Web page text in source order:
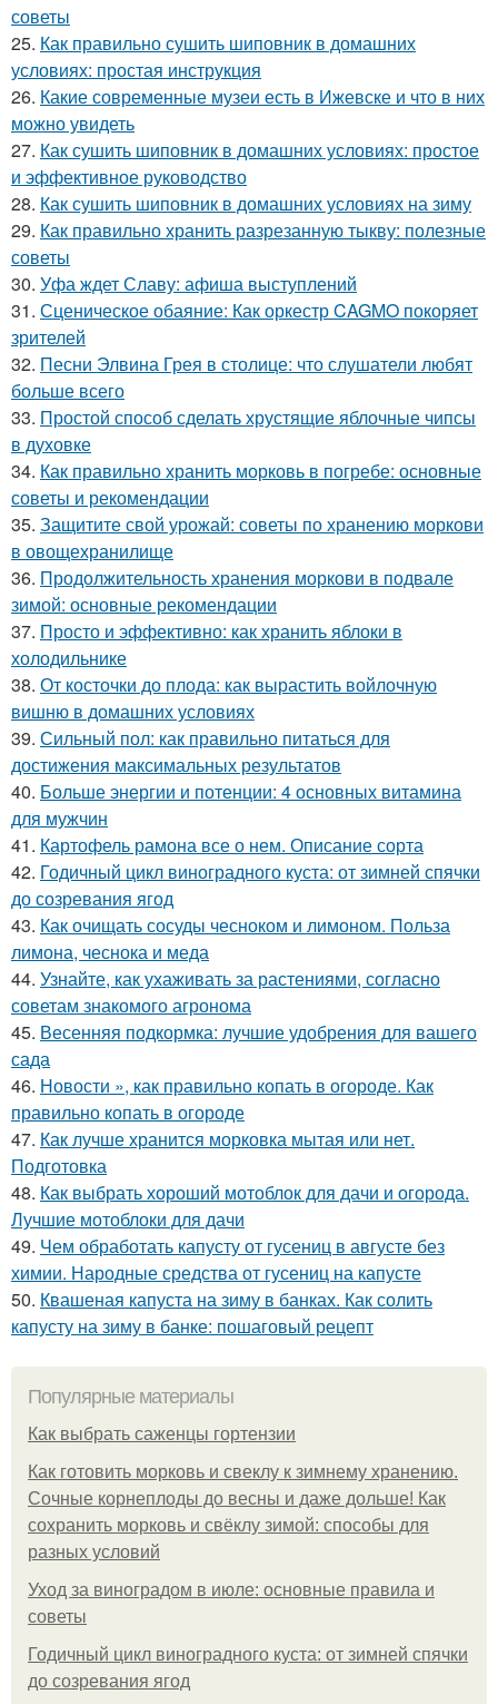
советы
25. Как правильно сушить шиповник в домашних
условиях: простая инструкция
26. Какие современные музеи есть в Ижевске и что в них
можно увидеть
27. Как сушить шиповник в домашних условиях: простое
и эффективное руководство
28. Как сушить шиповник в домашних условиях на зиму
29. Как правильно хранить разрезанную тыкву: полезные
советы
30. Уфа ждет Славу: афиша выступлений
31. Сценическое обаяние: Как оркестр CAGMO покоряет
зрителей
32. Песни Элвина Грея в столице: что слушатели любят
больше всего
33. Простой способ сделать хрустящие яблочные чипсы
в духовке
34. Как правильно хранить морковь в погребе: основные
советы и рекомендации
35. Защитите свой урожай: советы по хранению моркови
в овощехранилище
36. Продолжительность хранения моркови в подвале
зимой: основные рекомендации
37. Просто и эффективно: как хранить яблоки в
холодильнике
38. От косточки до плода: как вырастить войлочную
вишню в домашних условиях
39. Сильный пол: как правильно питаться для
достижения максимальных результатов
40. Больше энергии и потенции: 4 основных витамина
для мужчин
41. Картофель рамона все о нем. Описание сорта
42. Годичный цикл виноградного куста: от зимней спячки
до созревания ягод
43. Как очищать сосуды чесноком и лимоном. Польза
лимона, чеснока и меда
44. Узнайте, как ухаживать за растениями, согласно
советам знакомого агронома
45. Весенняя подкормка: лучшие удобрения для вашего
сада
46. Новости », как правильно копать в огороде. Как
правильно копать в огороде
47. Как лучше хранится морковка мытая или нет.
Подготовка
48. Как выбрать хороший мотоблок для дачи и огорода.
Лучшие мотоблоки для дачи
49. Чем обработать капусту от гусениц в августе без
химии. Народные средства от гусениц на капусте
50. Квашеная капуста на зиму в банках. Как солить
капусту на зиму в банке: пошаговый рецепт
Популярные материалы
Как выбрать саженцы гортензии
Как готовить морковь и свеклу к зимнему хранению.
Сочные корнеплоды до весны и даже дольше! Как
сохранить морковь и свёклу зимой: способы для
разных условий
Уход за виноградом в июле: основные правила и
советы
Годичный цикл виноградного куста: от зимней спячки
до созревания ягод